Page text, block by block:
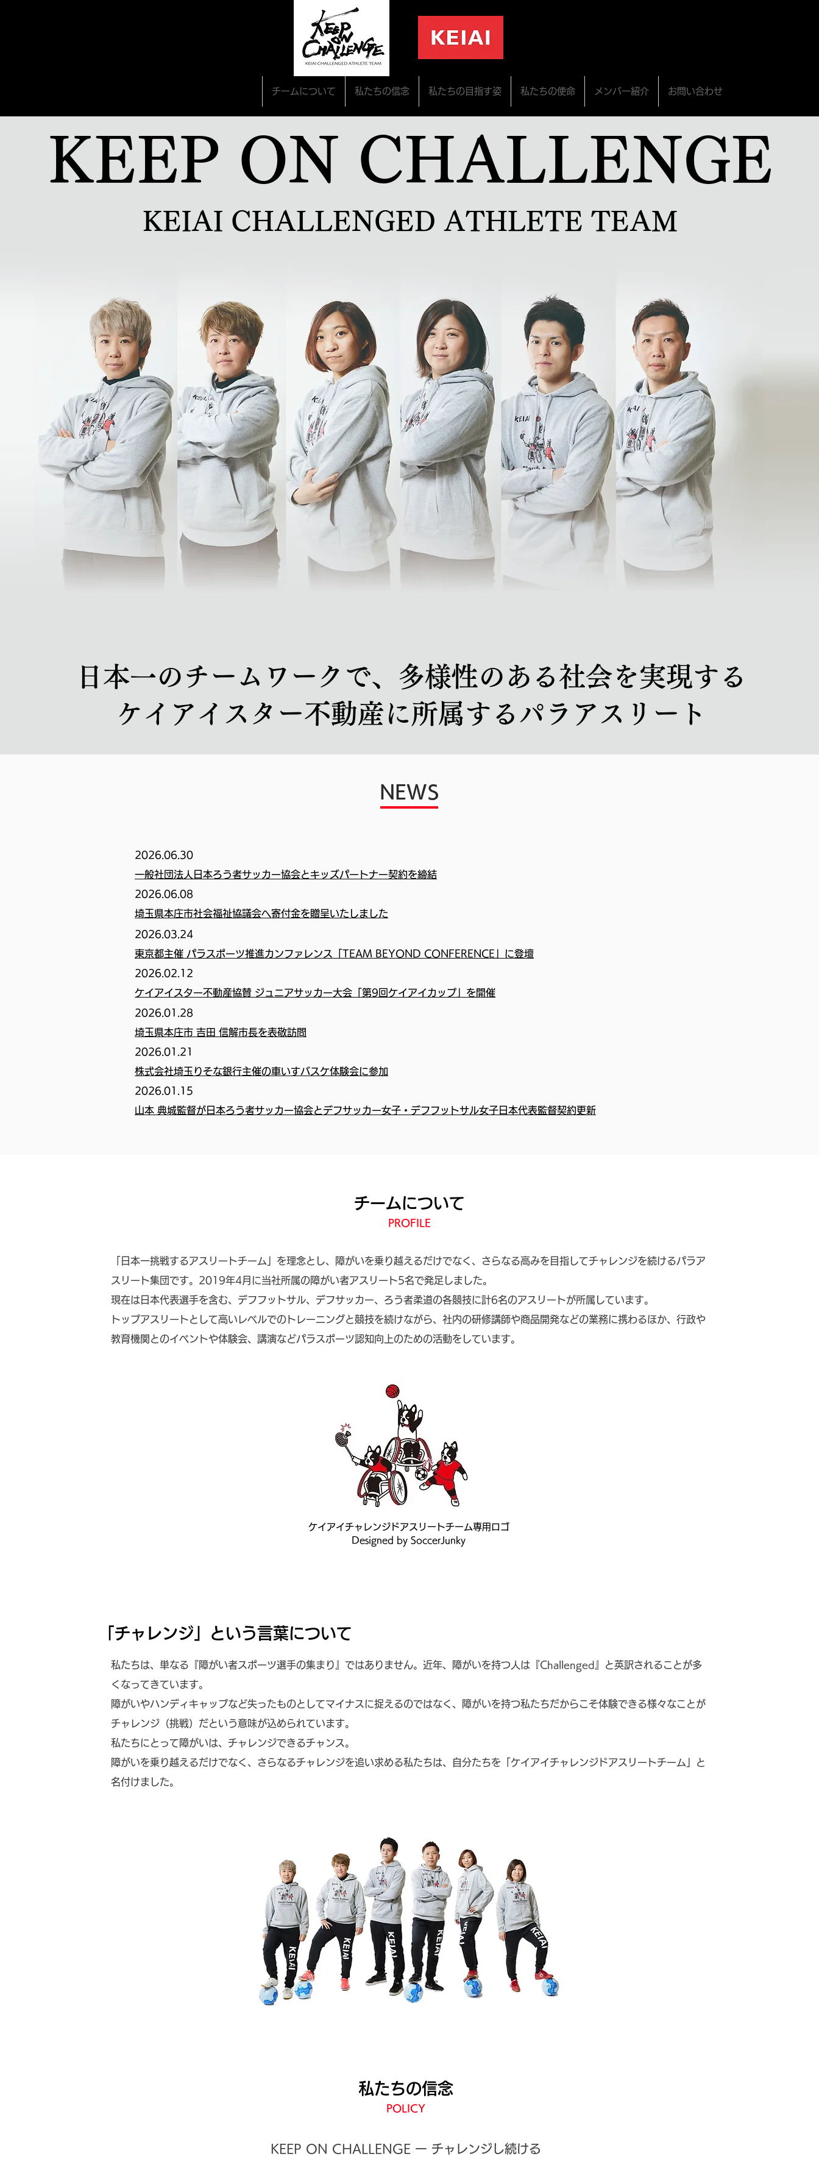
チームについて 私たちの信念 私たちの目指す姿 私たちの使命 メンバー紹介 お問い合わせ
KEEP ON CHALLENGE
KEIAI CHALLENGED ATHLETE TEAM
​日本一のチームワークで、多様性のある社会を実現する
ケイアイスター不動産に所属するパラアスリート
NEWS
2026.06 .30
一般社団法人日本ろう者サッカー協会とキッズパートナー契約を締結
2026.06.08
埼玉県本庄市社会福祉協議会へ寄付金を贈呈いたしました
2026.03.24
東京都主催 パラスポーツ推進カンファレンス「TEAM BEYOND CONFERENCE」に登壇
2026.02.12
ケイアイスター不動産協賛 ジュニアサッカー大会「第9回ケイアイカップ」を開催
2026.01.28
埼玉県本庄市 吉田 信解市長を表敬訪問
2026.01.21
株式会社埼玉りそな銀行主催の車いすバスケ体験会に参加
2026.01.15
山本 典城監督が日本ろう者サッカー協会とデフサッカー女子・デフフットサル女子日本代表監督契約更新
チームについて
PROFILE
「日本一挑戦するアスリートチーム」を理念とし、障がいを乗り越えるだけでなく、さらなる高みを目指してチャレンジを続けるパラア
スリート集団です。2019年4月に当社所属の障がい者アスリート5名で発足しました。
現在は日本代表選手を含む、デフフットサル、デフサッカー、ろう者柔道の各競技に計6名のアスリートが所属しています。
トップアスリートとして高いレベルでのトレーニングと競技を続けながら、社内の研修講師や商品開発などの業務に携わるほか、行政や
教育機関とのイベントや体験会、講演などパラスポーツ認知向上のための活動をしています。
ケイアイチャレンジドアスリートチーム専用ロゴ
Designed by SoccerJunky
「チャレンジ」という言葉について
私たちは、単なる『障がい者スポーツ選手の集まり』ではありません。近年、障がいを持つ人は『Challenged』と英訳されることが多
くなってきています。
障がいやハンディキャップなど失ったものとしてマイナスに捉えるのではなく、障がいを持つ私たちだからこそ体験できる様々なことが
チャレンジ（挑戦）だという意味が込められています。
私たちにとって障がいは、チャレンジできるチャンス。
障がいを乗り越えるだけでなく、さらなるチャレンジを追い求める私たちは、自分たちを「ケイアイチャレンジドアスリートチーム」と
名付けました。
私たちの信念
POLICY
KEEP ON CHALLENGE ー チャレンジし続ける